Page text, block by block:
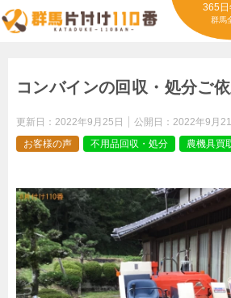
365日
群馬
コンバインの回収・処分ご
更新日： 2022年9月25日 公開日： 2022年9月
お客様の声
不用品回収・処分 農機具買